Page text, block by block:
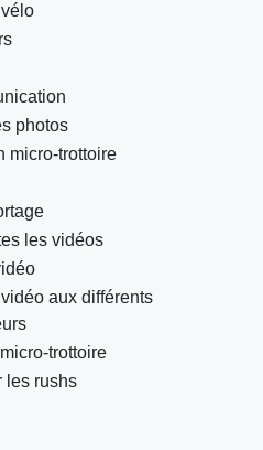
photos
micro-trottoire
les vidéos
aux différents
trottoire
les rushs